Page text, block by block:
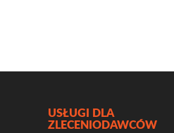
USŁUGI DLA
ZLECENIODAWCÓW